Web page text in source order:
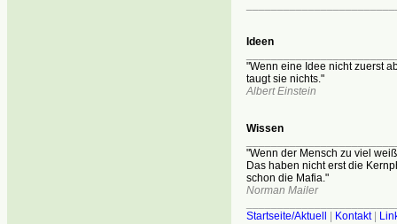
Ideen
"Wenn eine Idee nicht zuerst
taugt sie nichts."
Albert Einstein
Wissen
"Wenn der Mensch zu viel
Das haben nicht erst die
schon die Mafia."
Norman Mailer
Startseite/Aktuell
Kontakt|